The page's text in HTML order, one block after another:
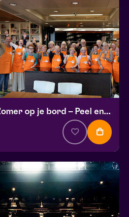
Kookworkshop – Zomer op je bord – Peel en Maas